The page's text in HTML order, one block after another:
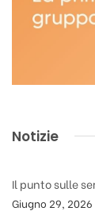
Notizie
Il punto sulle
Giugno 29, 2026